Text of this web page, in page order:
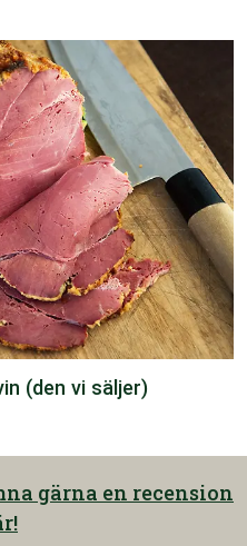
(den vi säljer)
gärna en recension